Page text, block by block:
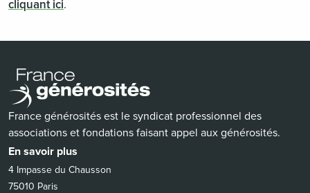
cliquant ici.
France générosités est le syndicat professionnel des
associations et fondations faisant appel aux générosités.
En savoir plus
4 Impasse du Chausson
75010 Paris